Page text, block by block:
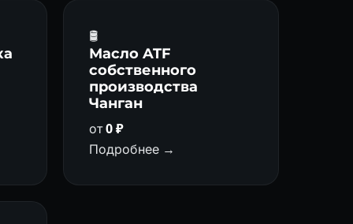
🛢
Масло ATF
собственного
производства
Чанган
от0 ₽
Подробнее →